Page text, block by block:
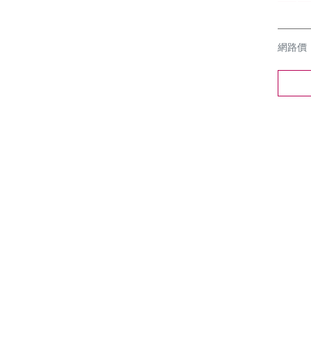
網路價